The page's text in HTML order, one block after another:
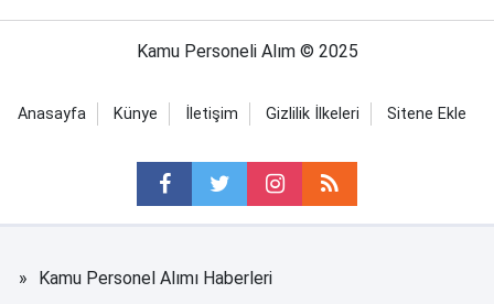
Kamu Personeli Alım © 2025
Anasayfa Künye İletişim Gizlilik İlkeleri Sitene Ekle
Kamu Personel Alımı Haberleri